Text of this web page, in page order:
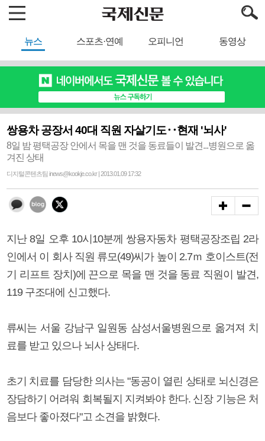
뉴스 스포츠·연예 오피니언 동영상
쌍용차 공장서 40대 직원 자살기도‥현재 '뇌사'
8일 밤 평택공장 안에서 목을 맨 것을 동료들이 발견...병원으로 옮
겨진 상태
디지털콘텐츠팀 inews@kookje.co.kr | 2013.01.09 17:32
지난 8일 오후 10시10분께 쌍용자동차 평택공장조립 2라
인에서 이 회사 직원 류모(49)씨가 높이 2.7ｍ 호이스트(전
기 리프트 장치)에 끈으로 목을 맨 것을 동료 직원이 발견,
119 구조대에 신고했다.
류씨는 서울 강남구 일원동 삼성서울병원으로 옮겨져 치
료를 받고 있으나 뇌사 상태다.
초기 치료를 담당한 의사는 "동공이 열린 상태로 뇌신경은
장담하기 어려워 회복될지 지켜봐야 한다. 신장 기능은 처
음보다 좋아졌다"고 소견을 밝혔다.